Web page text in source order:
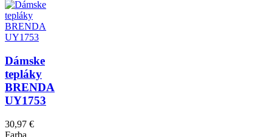
Dámske
tepláky
BRENDA
UY1753
30,97 €
Farba